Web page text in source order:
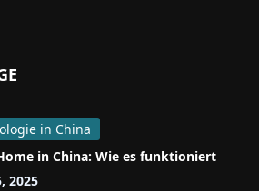
in China
in China: Wie es funktioniert
2025